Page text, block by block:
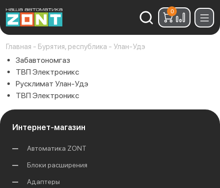
Найти:
0
Главная - Бурятия, республика - Улан-Удэ
Забавтономгаз
ТВП Электроникс
Русклимат Улан-Удэ
ТВП Электроникс
Интернет-магазин
Автоматика ZONT
Блоки расширения
Адаптеры